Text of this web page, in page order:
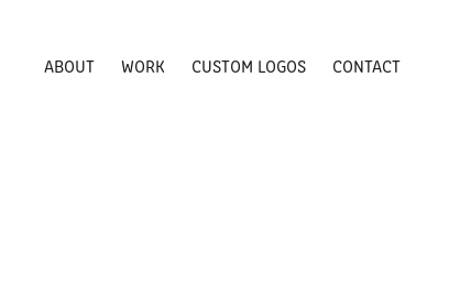
ABOUT WORK CUSTOM LOGOS CONTACT